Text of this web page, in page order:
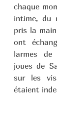
chaque
intime, du
pris la
ont
larmes
joues de
sur les
étaient